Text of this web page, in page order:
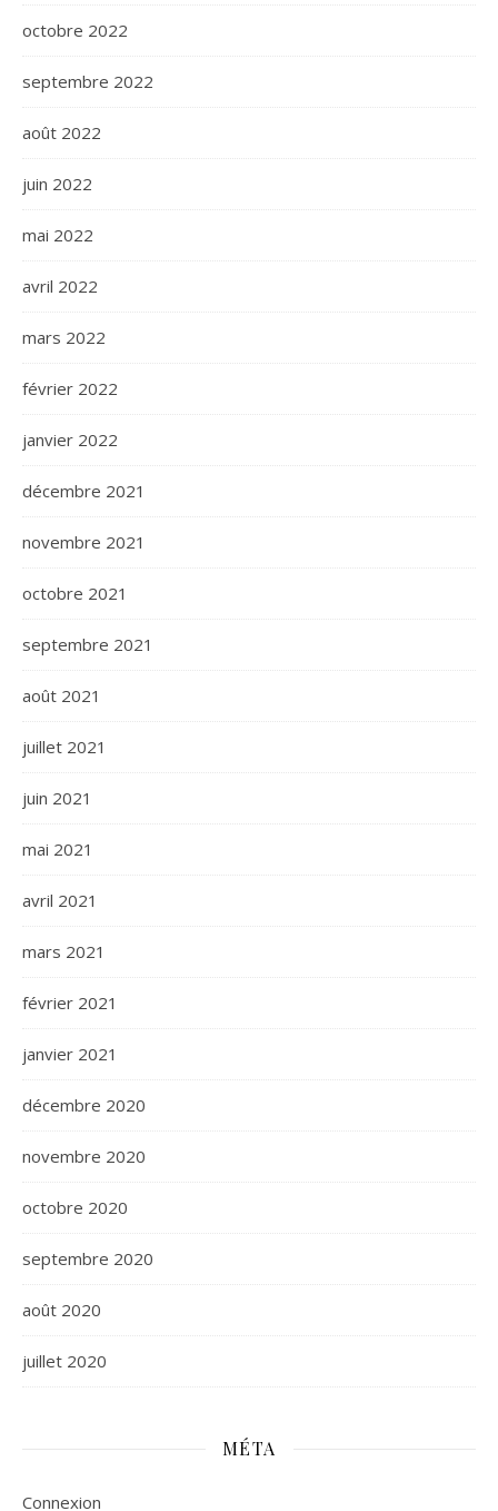
octobre 2022
septembre 2022
août 2022
juin 2022
mai 2022
avril 2022
mars 2022
février 2022
janvier 2022
décembre 2021
novembre 2021
octobre 2021
septembre 2021
août 2021
juillet 2021
juin 2021
mai 2021
avril 2021
mars 2021
février 2021
janvier 2021
décembre 2020
novembre 2020
octobre 2020
septembre 2020
août 2020
juillet 2020
MÉTA
Connexion